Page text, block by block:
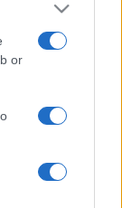
or
15.1k
vendono